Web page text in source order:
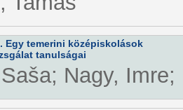
Egy temerini középiskolások
tanulságai
Nagy,